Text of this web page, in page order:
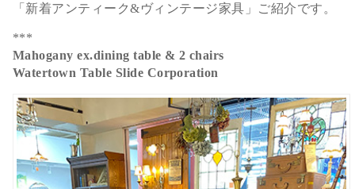
「新着アンティーク&ヴィンテージ家具」ご紹介です。
***
Mahogany ex.dining table & 2 chairs
Watertown Table Slide Corporation